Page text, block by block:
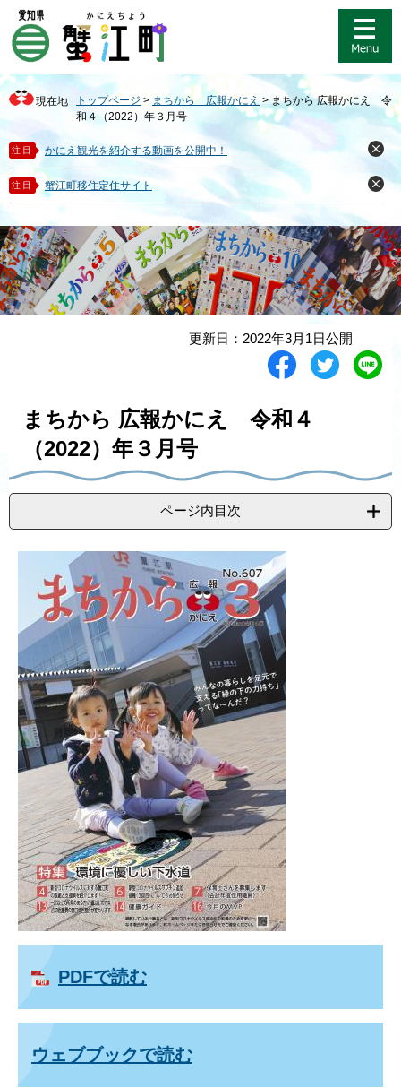
ジ
先
頭
で
す
。
ュ
を
飛
ば
し
て
本
文
現在地 トップページ > まちから 広報かにえ > まちから 広報かにえ 令
和４（2022）年３月号
注目 かにえ観光を紹介する動画を公開中！
閉
じ
る
注目 蟹江町移住定住サイト
閉
じ
更新日：2022年3月1日公開
シ
す
る
ツ
L
まちから 広報かにえ 令和４
（2022）年３月号
ページ内目次
PDFで読む
ウェブブックで読む